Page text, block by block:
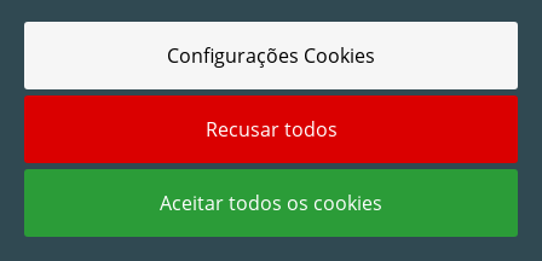
2025 © Digidelta Store - Think Green. Todos os direitos reservados.
Configurações Cookies
Recusar todos
Aceitar todos os cookies